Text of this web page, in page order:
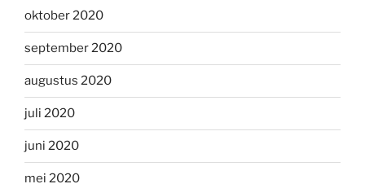
oktober 2020
september 2020
augustus 2020
juli 2020
juni 2020
mei 2020